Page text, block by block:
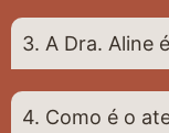
3. A Dra. Aline
4. Como é o